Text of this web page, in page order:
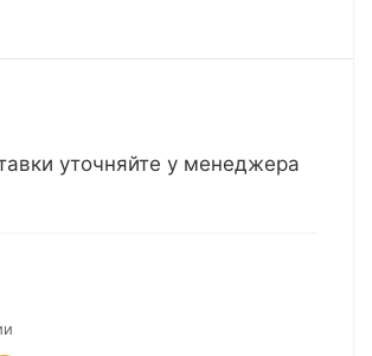
уточняйте у менеджера